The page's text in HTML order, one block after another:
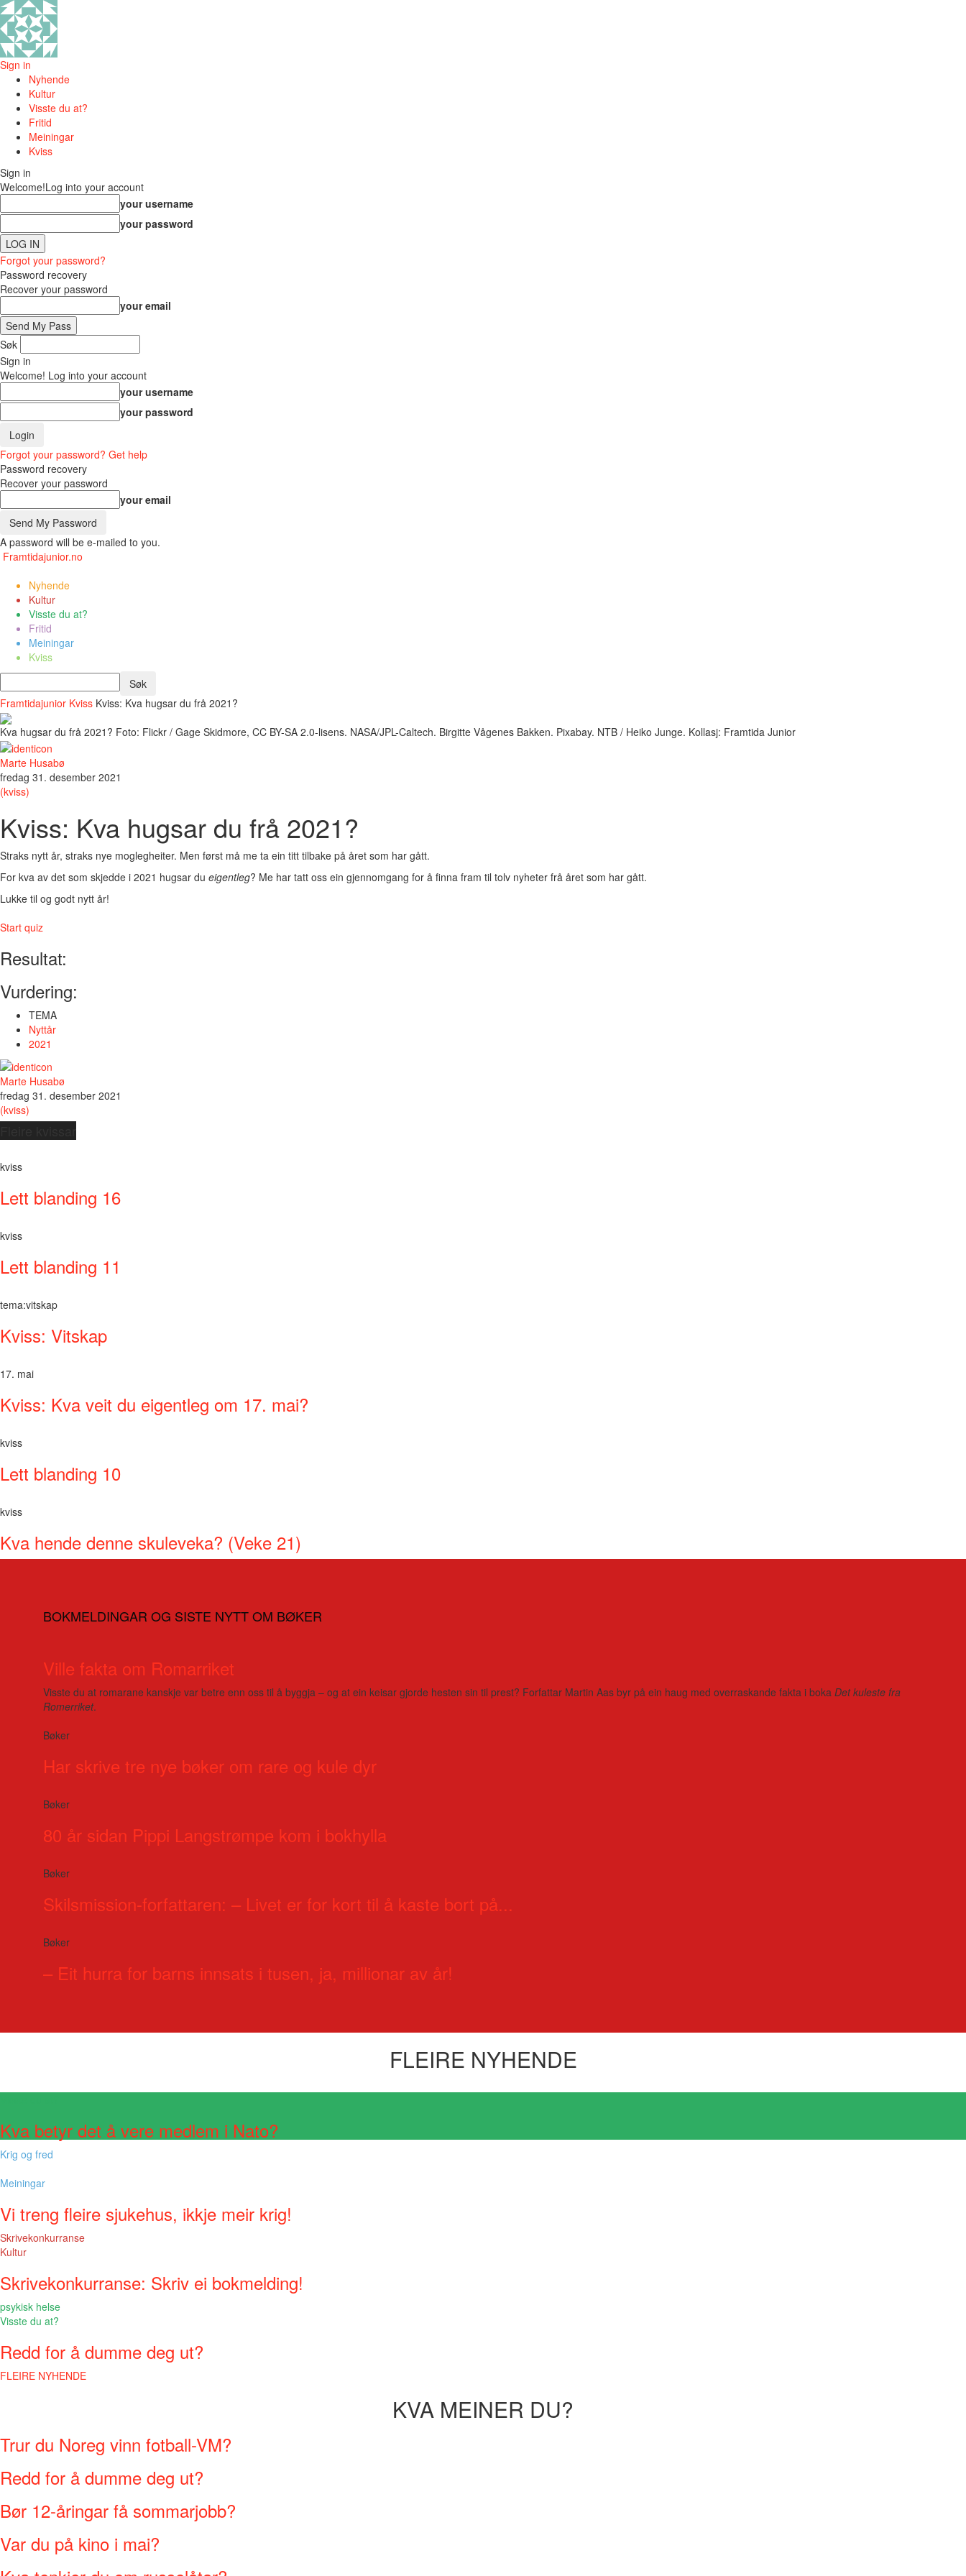
Sign in
Nyhende
Kultur
Visste du at?
Fritid
Meiningar
Kviss
Sign in
Welcome!Log into your account
your username
your password
Forgot your password?
Password recovery
Recover your password
your email
Søk
Sign in
Welcome! Log into your account
your username
your password
Forgot your password? Get help
Password recovery
Recover your password
your email
A password will be e-mailed to you.
Framtidajunior.no
Nyhende
Kultur
Visste du at?
Fritid
Meiningar
Kviss
Framtidajunior Kviss Kviss: Kva hugsar du frå 2021?
Kva hugsar du frå 2021? Foto: Flickr / Gage Skidmore, CC BY-SA 2.0-lisens. NASA/JPL-Caltech. Birgitte Vågenes Bakken. Pixabay. NTB / Heiko Junge. Kollasj: Framtida Junior
Marte Husabø
fredag 31. desember 2021
(kviss)
Kviss: Kva hugsar du frå 2021?
Straks nytt år, straks nye moglegheiter. Men først må me ta ein titt tilbake på året som har gått.
For kva av det som skjedde i 2021 hugsar du eigentleg? Me har tatt oss ein gjennomgang for å finna fram til tolv nyheter frå året som har gått.
Lukke til og godt nytt år!
Start quiz
Resultat:
Vurdering:
TEMA
Nyttår
2021
Marte Husabø
fredag 31. desember 2021
(kviss)
kviss
Lett blanding 16
kviss
Lett blanding 11
tema:vitskap
Kviss: Vitskap
17. mai
Kviss: Kva veit du eigentleg om 17. mai?
kviss
Lett blanding 10
kviss
Kva hende denne skuleveka? (Veke 21)
BOKMELDINGAR OG SISTE NYTT OM BØKER
Ville fakta om Romarriket
Visste du at romarane kanskje var betre enn oss til å byggja – og at ein keisar gjorde hesten sin til prest? Forfattar Martin Aas byr på ein haug med overraskande fakta i boka Det kuleste fra
Romerriket.
Bøker
Har skrive tre nye bøker om rare og kule dyr
Bøker
80 år sidan Pippi Langstrømpe kom i bokhylla
Bøker
Skilsmission-forfattaren: – Livet er for kort til å kaste bort på...
Bøker
– Eit hurra for barns innsats i tusen, ja, millionar av år!
FLEIRE NYHENDE
Kva betyr det å vere medlem i Nato?
Krig og fred
Meiningar
Vi treng fleire sjukehus, ikkje meir krig!
Skrivekonkurranse
Kultur
Skrivekonkurranse: Skriv ei bokmelding!
psykisk helse
Visste du at?
Redd for å dumme deg ut?
FLEIRE NYHENDE
KVA MEINER DU?
Trur du Noreg vinn fotball-VM?
Redd for å dumme deg ut?
Bør 12-åringar få sommarjobb?
Var du på kino i mai?